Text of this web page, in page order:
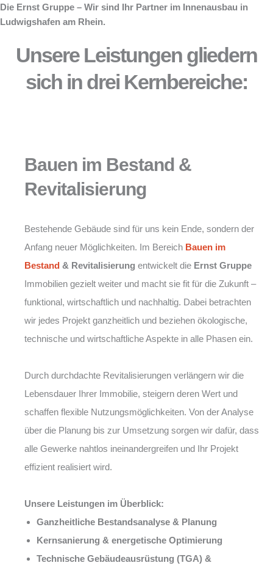
Die Ernst Gruppe – Wir sind Ihr Partner im Innenausbau in
Ludwigshafen am Rhein.
Unsere Leistungen gliedern
sich in drei Kernbereiche:
Bauen im Bestand &
Revitalisierung
Bestehende Gebäude sind für uns kein Ende, sondern der
Anfang neuer Möglichkeiten. Im Bereich Bauen im
Bestand & Revitalisierung entwickelt die Ernst Gruppe
Immobilien gezielt weiter und macht sie fit für die Zukunft –
funktional, wirtschaftlich und nachhaltig. Dabei betrachten
wir jedes Projekt ganzheitlich und beziehen ökologische,
technische und wirtschaftliche Aspekte in alle Phasen ein.
Durch durchdachte Revitalisierungen verlängern wir die
Lebensdauer Ihrer Immobilie, steigern deren Wert und
schaffen flexible Nutzungsmöglichkeiten. Von der Analyse
über die Planung bis zur Umsetzung sorgen wir dafür, dass
alle Gewerke nahtlos ineinandergreifen und Ihr Projekt
effizient realisiert wird.
Unsere Leistungen im Überblick:
Ganzheitliche Bestandsanalyse & Planung
Kernsanierung & energetische Optimierung
Technische Gebäudeausrüstung (TGA) &